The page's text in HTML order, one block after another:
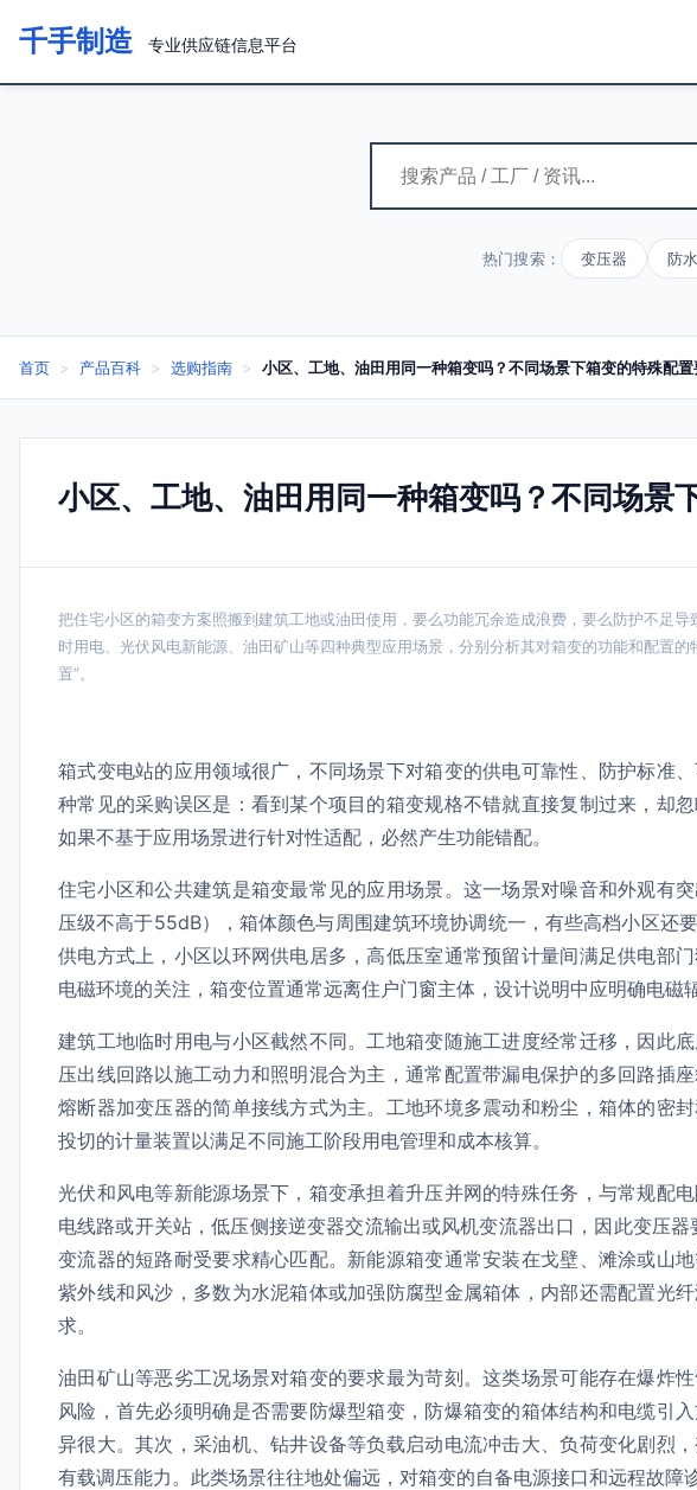
千手制造 专业供应链信息平台
热门搜索： 变压器 防
首页 > 产品百科 > 选购指南 > 小区、工地、油田用同一种箱变吗？不同场景下箱变的特殊配置
小区、工地、油田用同一种箱变吗？不同场景
把住宅小区的箱变方案照搬到建筑工地或油田使用，要么功能冗余造成浪费，要么防护不足
时用电、光伏风电新能源、油田矿山等四种典型应用场景，分别分析其对箱变的功能和配置
置”。
箱式变电站的应用领域很广，不同场景下对箱变的供电可靠性、防护标准
种常见的采购误区是：看到某个项目的箱变规格不错就直接复制过来，却
如果不基于应用场景进行针对性适配，必然产生功能错配。
住宅小区和公共建筑是箱变最常见的应用场景。这一场景对噪音和外观有
压级不高于55dB），箱体颜色与周围建筑环境协调统一，有些高档小区还
供电方式上，小区以环网供电居多，高低压室通常预留计量间满足供电部
电磁环境的关注，箱变位置通常远离住户门窗主体，设计说明中应明确电磁
建筑工地临时用电与小区截然不同。工地箱变随施工进度经常迁移，因此
压出线回路以施工动力和照明混合为主，通常配置带漏电保护的多回路插
熔断器加变压器的简单接线方式为主。工地环境多震动和粉尘，箱体的密
投切的计量装置以满足不同施工阶段用电管理和成本核算。
光伏和风电等新能源场景下，箱变承担着升压并网的特殊任务，与常规配
电线路或开关站，低压侧接逆变器交流输出或风机变流器出口，因此变压
变流器的短路耐受要求精心匹配。新能源箱变通常安装在戈壁、滩涂或山
紫外线和风沙，多数为水泥箱体或加强防腐型金属箱体，内部还需配置光
求。
油田矿山等恶劣工况场景对箱变的要求最为苛刻。这类场景可能存在爆炸
风险，首先必须明确是否需要防爆型箱变，防爆箱变的箱体结构和电缆引
异很大。其次，采油机、钻井设备等负载启动电流冲击大、负荷变化剧烈
有载调压能力。此类场景往往地处偏远，对箱变的自备电源接口和远程故障